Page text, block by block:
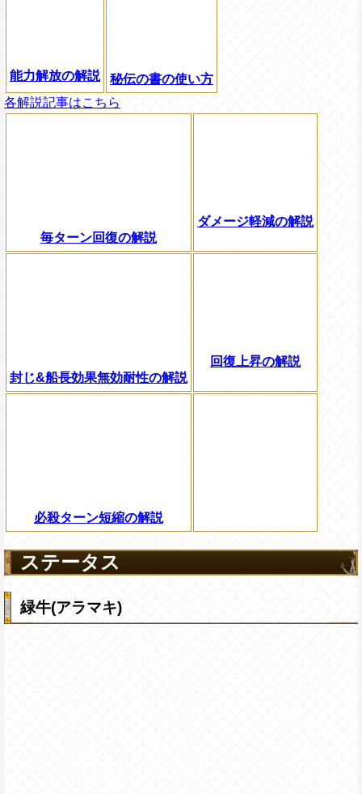
能力解放の解説
秘伝の書の使い方
各解説記事はこちら
毎ターン回復の解説
ダメージ軽減の解説
封じ&船長効果無効耐性の解説
回復上昇の解説
必殺ターン短縮の解説
ステータス
緑牛(アラマキ)